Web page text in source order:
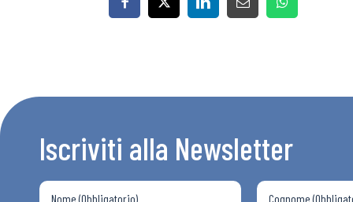
Iscriviti alla Newsletter